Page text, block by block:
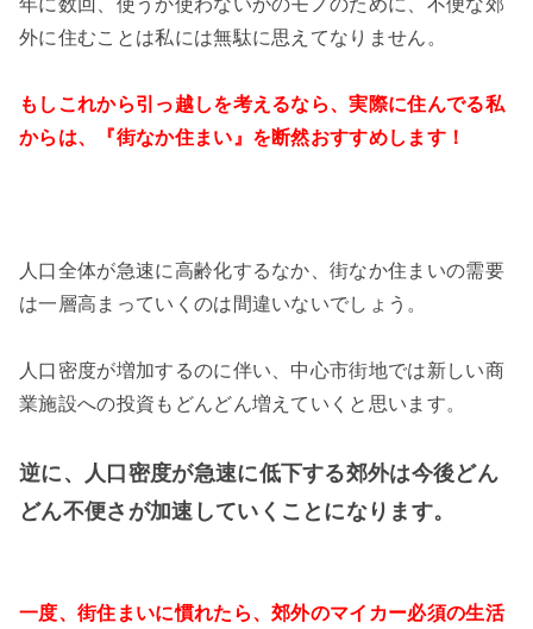
外に住むことは私には無駄に思えてなりません。
もしこれから引っ越しを考えるなら、実際に住んでる私
からは、『街なか住まい』を断然おすすめします！
人口全体が急速に高齢化するなか、街なか住まいの需要
は一層高まっていくのは間違いないでしょう。
人口密度が増加するのに伴い、中心市街地では新しい商
業施設への投資もどんどん増えていくと思います。
逆に、人口密度が急速に低下する郊外は今後どん
どん不便さが加速していくことになります。
一度、街住まいに慣れたら、郊外のマイカー必須の生活